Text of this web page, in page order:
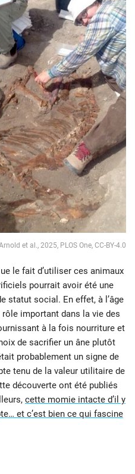
et al., 2025, PLOS One, CC-BY-4.0
le fait d’utiliser ces animaux
pourrait avoir été une
statut social. En effet, à l’âge
important dans la vie des
à la fois nourriture et
de sacrifier un âne plutôt
probablement un signe de
tenu de la valeur utilitaire de
découverte ont été publiés
cette momie intacte d’il y
et c’est bien ce qui fascine